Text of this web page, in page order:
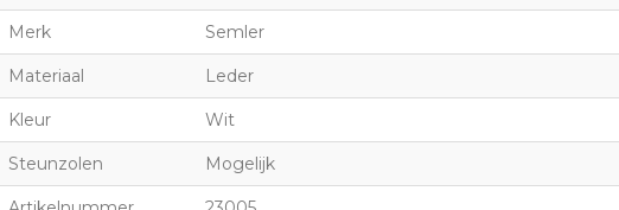
Merk Semler
Materiaal Leder
Kleur Wit
Steunzolen Mogelijk